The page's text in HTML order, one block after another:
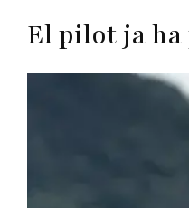
El pilot ja ha